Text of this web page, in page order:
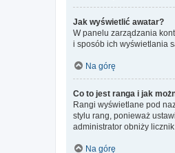
Jak wyświetlić awatar?
W panelu zarządzania
i sposób ich wyświetlania
Na górę
Co to jest ranga i jak
Rangi wyświetlane pod
stylu rang, ponieważ
administrator obniży
Na górę